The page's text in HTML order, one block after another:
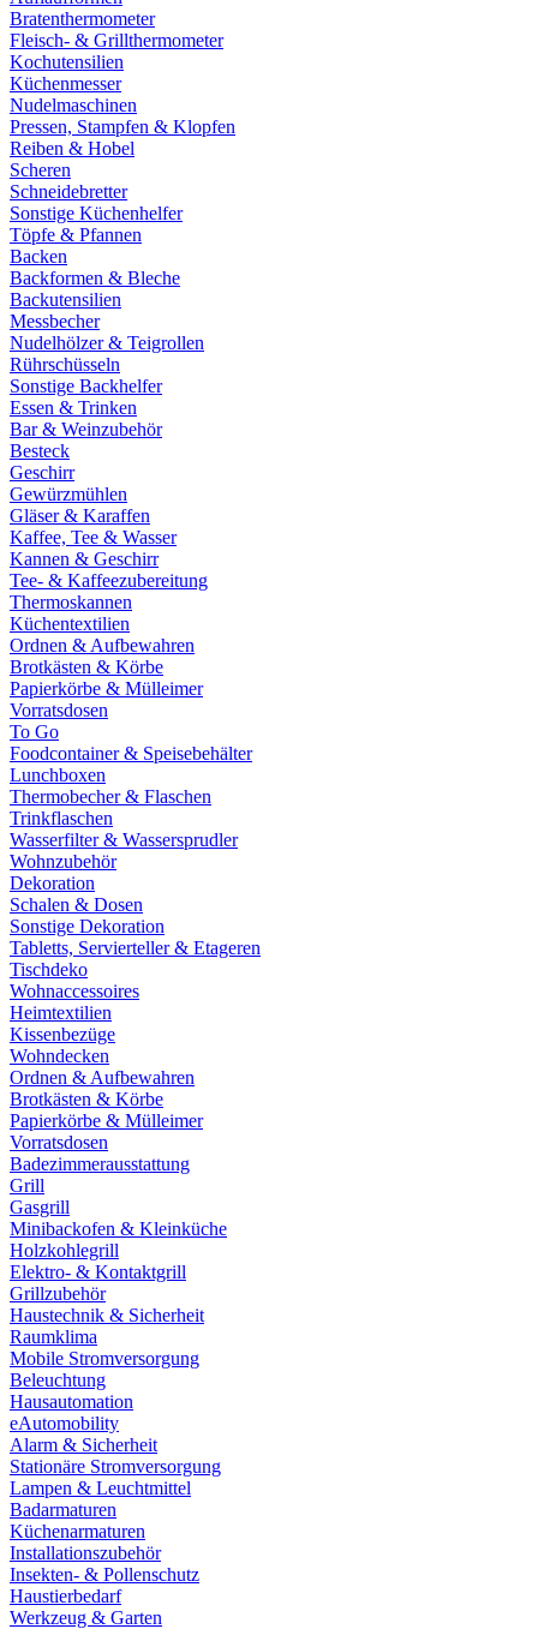
Bratenthermometer
Fleisch- & Grillthermometer
Kochutensilien
Küchenmesser
Nudelmaschinen
Pressen, Stampfen & Klopfen
Reiben & Hobel
Scheren
Schneidebretter
Sonstige Küchenhelfer
Töpfe & Pfannen
Backen
Backformen & Bleche
Backutensilien
Messbecher
Nudelhölzer & Teigrollen
Rührschüsseln
Sonstige Backhelfer
Essen & Trinken
Bar & Weinzubehör
Besteck
Geschirr
Gewürzmühlen
Gläser & Karaffen
Kaffee, Tee & Wasser
Kannen & Geschirr
Tee- & Kaffeezubereitung
Thermoskannen
Küchentextilien
Ordnen & Aufbewahren
Brotkästen & Körbe
Papierkörbe & Mülleimer
Vorratsdosen
To Go
Foodcontainer & Speisebehälter
Lunchboxen
Thermobecher & Flaschen
Trinkflaschen
Wasserfilter & Wassersprudler
Wohnzubehör
Dekoration
Schalen & Dosen
Sonstige Dekoration
Tabletts, Servierteller & Etageren
Tischdeko
Wohnaccessoires
Heimtextilien
Kissenbezüge
Wohndecken
Ordnen & Aufbewahren
Brotkästen & Körbe
Papierkörbe & Mülleimer
Vorratsdosen
Badezimmerausstattung
Grill
Gasgrill
Minibackofen & Kleinküche
Holzkohlegrill
Elektro- & Kontaktgrill
Grillzubehör
Haustechnik & Sicherheit
Raumklima
Mobile Stromversorgung
Beleuchtung
Hausautomation
eAutomobility
Alarm & Sicherheit
Stationäre Stromversorgung
Lampen & Leuchtmittel
Badarmaturen
Küchenarmaturen
Installationszubehör
Insekten- & Pollenschutz
Haustierbedarf
Werkzeug & Garten